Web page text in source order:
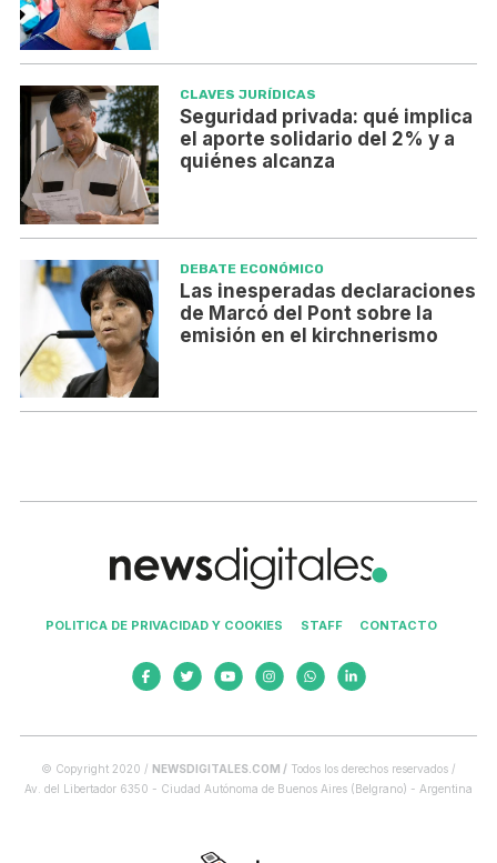
CLAVES JURÍDICAS
Seguridad privada: qué implica
el aporte solidario del 2% y a
quiénes alcanza
DEBATE ECONÓMICO
Las inesperadas declaraciones
de Marcó del Pont sobre la
emisión en el kirchnerismo
POLITICA DE PRIVACIDAD Y COOKIES STAFF CONTACTO
© Copyright 2020 / NEWSDIGITALES.COM / Todos los derechos reservados /
Av. del Libertador 6350 - Ciudad Autónoma de Buenos Aires (Belgrano) - Argentina